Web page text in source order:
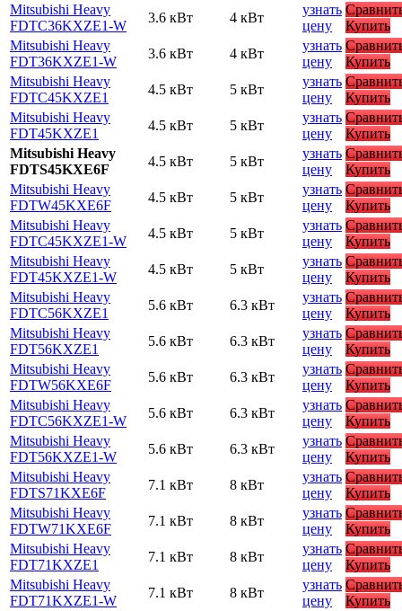
Mitsubishi Heavy
FDTC36KXZE1-W
3.6 кВт 4 кВт
узнать
цену
Купить
Mitsubishi Heavy
FDT36KXZE1-W
3.6 кВт 4 кВт
узнать
цену
Купить
Mitsubishi Heavy
FDTC45KXZE1
4.5 кВт 5 кВт
узнать
цену
Купить
Mitsubishi Heavy
FDT45KXZE1
4.5 кВт 5 кВт
узнать
цену
Купить
Mitsubishi Heavy
FDTS45KXE6F
4.5 кВт 5 кВт
узнать
цену
Купить
Mitsubishi Heavy
FDTW45KXE6F
4.5 кВт 5 кВт
узнать
цену
Купить
Mitsubishi Heavy
FDTC45KXZE1-W
4.5 кВт 5 кВт
узнать
цену
Купить
Mitsubishi Heavy
FDT45KXZE1-W
4.5 кВт 5 кВт
узнать
цену
Купить
Mitsubishi Heavy
FDTC56KXZE1
5.6 кВт 6.3 кВт
узнать
цену
Купить
Mitsubishi Heavy
FDT56KXZE1
5.6 кВт 6.3 кВт
узнать
цену
Купить
Mitsubishi Heavy
FDTW56KXE6F
5.6 кВт 6.3 кВт
узнать
цену
Купить
Mitsubishi Heavy
FDTC56KXZE1-W
5.6 кВт 6.3 кВт
узнать
цену
Купить
Mitsubishi Heavy
FDT56KXZE1-W
5.6 кВт 6.3 кВт
узнать
цену
Купить
Mitsubishi Heavy
FDTS71KXE6F
7.1 кВт 8 кВт
узнать
цену
Купить
Mitsubishi Heavy
FDTW71KXE6F
7.1 кВт 8 кВт
узнать
цену
Купить
Mitsubishi Heavy
FDT71KXZE1
7.1 кВт 8 кВт
узнать
цену
Купить
Mitsubishi Heavy
FDT71KXZE1-W
7.1 кВт 8 кВт
узнать
цену
Купить